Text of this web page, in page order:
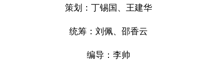
策划：丁锡国、王建华
统筹：刘佩、邵香云
编导：李帅